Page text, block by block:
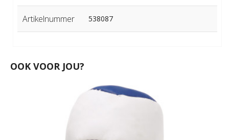
Artikelnummer 538087
OOK VOOR JOU?